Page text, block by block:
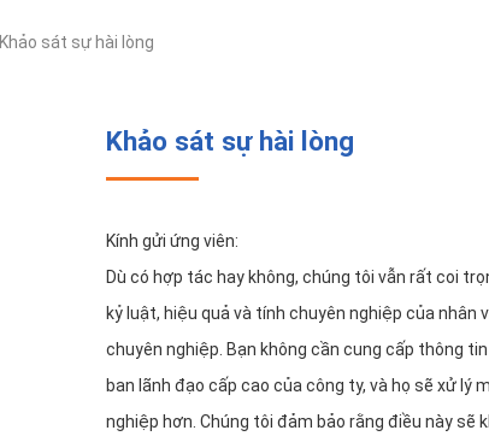
Khảo sát sự hài lòng
Khảo sát sự hài lòng
Kính gửi ứng viên:
Dù có hợp tác hay không, chúng tôi vẫn rất coi
kỷ luật, hiệu quả và tính chuyên nghiệp của nhân
chuyên nghiệp. Bạn không cần cung cấp thông
ban lãnh đạo cấp cao của công ty, và họ sẽ xử
nghiệp hơn. Chúng tôi đảm bảo rằng điều này